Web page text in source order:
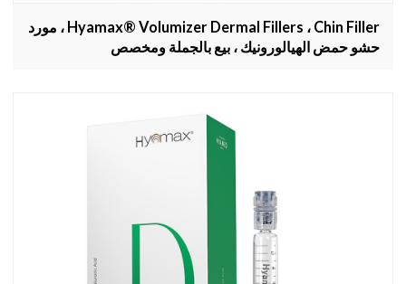
Hyamax® Volumizer Dermal Fillers ، Chin Filler ، مورد
حشو حمض الهيالورونيك ، بيع بالجملة ومخصص